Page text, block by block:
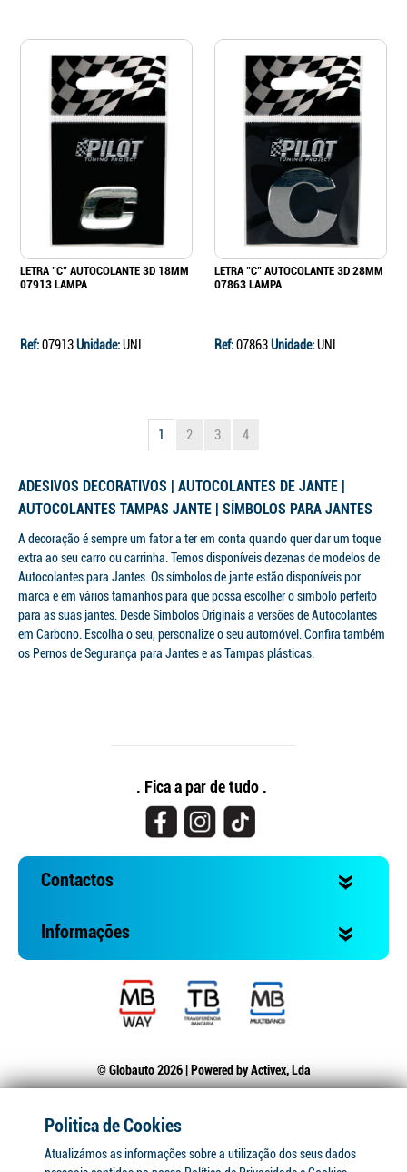
LETRA "C" AUTOCOLANTE 3D 18MM
07913 LAMPA
Ref:07913Unidade:UNI
LETRA "C" AUTOCOLANTE 3D 28MM
07863 LAMPA
Ref:07863Unidade:UNI
1 2 3 4
ADESIVOS DECORATIVOS | AUTOCOLANTES DE JANTE |
AUTOCOLANTES TAMPAS JANTE | SÍMBOLOS PARA JANTES
A decoração é sempre um fator a ter em conta quando quer dar um toque
extra ao seu carro ou carrinha. Temos disponíveis dezenas de modelos de
Autocolantes para Jantes. Os símbolos de jante estão disponíveis por
marca e em vários tamanhos para que possa escolher o simbolo perfeito
para as suas jantes. Desde Simbolos Originais a versões de Autocolantes
em Carbono. Escolha o seu, personalize o seu automóvel. Confira também
os Pernos de Segurança para Jantes e as Tampas plásticas.
. Fica a par de tudo .
Contactos
Informações
© Globauto 2026 | Powered byActivex, Lda
Politica de Cookies
Atualizámos as informações sobre a utilização dos seus dados